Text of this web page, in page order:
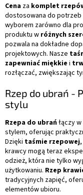
Cena za komplet
dostosowana do potrzeb
wyborem zarówno dla
produktu w różnych
pozwala na dokładne
projektowych. Nasze
zapewniać miękkie i
rozłączać, zwiększając
Rzep do ubrań -
stylu
Rzepa do ubrańłączy
stylem, oferując
Dzięki taśmie rzepowej
krawcy mogą teraz
odzież, która nie tylko
użytkowaniu. Rzep
tradycyjnych zapięć,
elementów ubioru.